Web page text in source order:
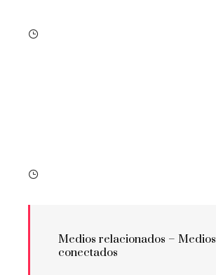
Medios relacionados – Medios
conectados